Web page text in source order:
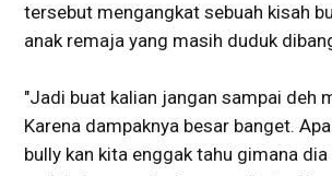
tersebut mengangkat sebuah kisah
anak remaja yang masih duduk
"Jadi buat kalian jangan sampai deh
Karena dampaknya besar banget.
bully kan kita enggak tahu gimana